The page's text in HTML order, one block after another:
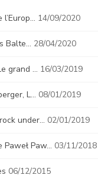
14/09/2020
Balte… 28/04/2020
grand … 16/03/2019
L… 08/01/2019
under… 02/01/2019
Paweł Paw… 03/11/2018
06/12/2015